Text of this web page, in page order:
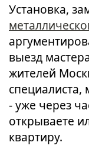
Установка,
выезд
жителей
- уже через
открываете
квартиру.